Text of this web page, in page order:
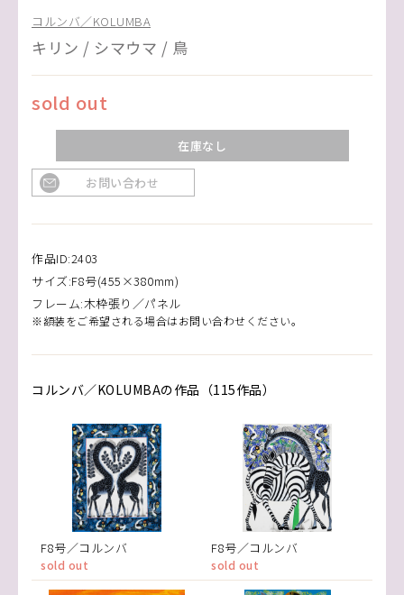
コルンバ／KOLUMBA
キリン / シマウマ / 鳥
sold out
在庫なし
お問い合わせ
作品ID:2403
サイズ:F8号(455×380mm)
フレーム:木枠張り／パネル
※額装をご希望される場合はお問い合わせください。
コルンバ／KOLUMBAの作品（115作品）
F8号／コルンバ
sold out
F8号／コルンバ
sold out